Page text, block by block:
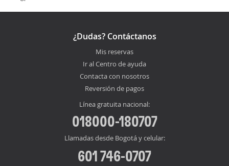
¿Dudas? Contáctanos
Mis reservas
Ir al Centro de ayuda
Contacta con nosotros
Reversión de pagos
Línea gratuita nacional:
018000-180707
Llamadas desde Bogotá y celular:
601 746-0707